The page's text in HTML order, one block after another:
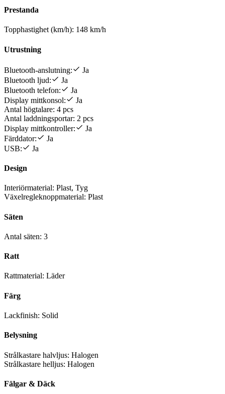
Prestanda
Topphastighet (km/h): 148 km/h
Utrustning
Bluetooth-anslutning:
Ja
Bluetooth ljud:
Ja
Bluetooth telefon:
Ja
Display mittkonsol:
Ja
Antal högtalare: 4 pcs
Antal laddningsportar: 2 pcs
Display mittkontroller:
Ja
Färddator:
Ja
USB:
Ja
Design
Interiörmaterial: Plast, Tyg
Växelregleknoppmaterial: Plast
Säten
Antal säten: 3
Ratt
Rattmaterial: Läder
Färg
Lackfinish: Solid
Belysning
Strålkastare halvljus: Halogen
Strålkastare helljus: Halogen
Fälgar & Däck